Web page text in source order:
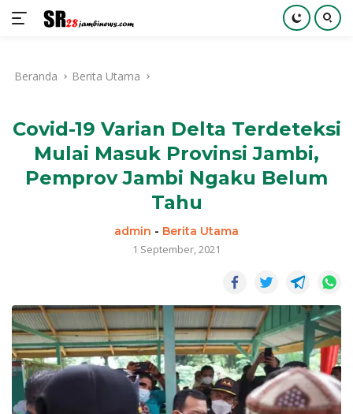
kontenBeranda Berita Utama
Covid-19 Varian Delta Terdeteksi
Mulai Masuk Provinsi Jambi,
Pemprov Jambi Ngaku Belum
Tahu
admin - Berita Utama
1 September, 2021